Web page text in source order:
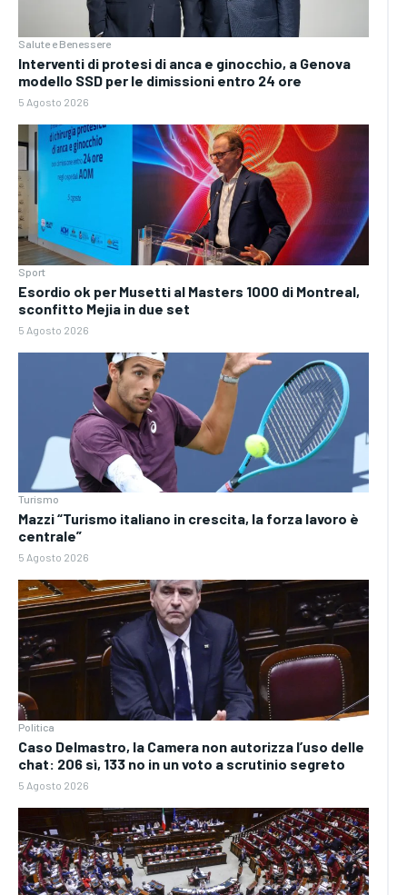
Salute e Benessere
Interventi di protesi di anca e ginocchio, a Genova
modello SSD per le dimissioni entro 24 ore
5 Agosto 2026
Sport
Esordio ok per Musetti al Masters 1000 di Montreal,
sconfitto Mejia in due set
5 Agosto 2026
Turismo
Mazzi “Turismo italiano in crescita, la forza lavoro è
centrale”
5 Agosto 2026
Politica
Caso Delmastro, la Camera non autorizza l’uso delle
chat: 206 sì, 133 no in un voto a scrutinio segreto
5 Agosto 2026